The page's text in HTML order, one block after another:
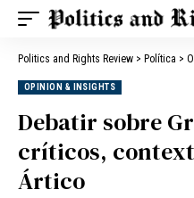
Politics and Rights Review > Política >
OPINION & INSIGHTS
Debatir sobre
críticos,
Ártico